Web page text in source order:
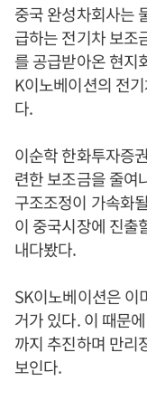
중국 완성차회사는
급하는 전기차 보조
를 공급받아온 현지
K이노베이션의 전
다.
이순학 한화투자증
련한 보조금을 줄여
구조조정이 가속화
이 중국시장에 진출
내다봤다.
SK이노베이션은 이
거가 있다. 이 때문
까지 추진하며 만리
보인다.